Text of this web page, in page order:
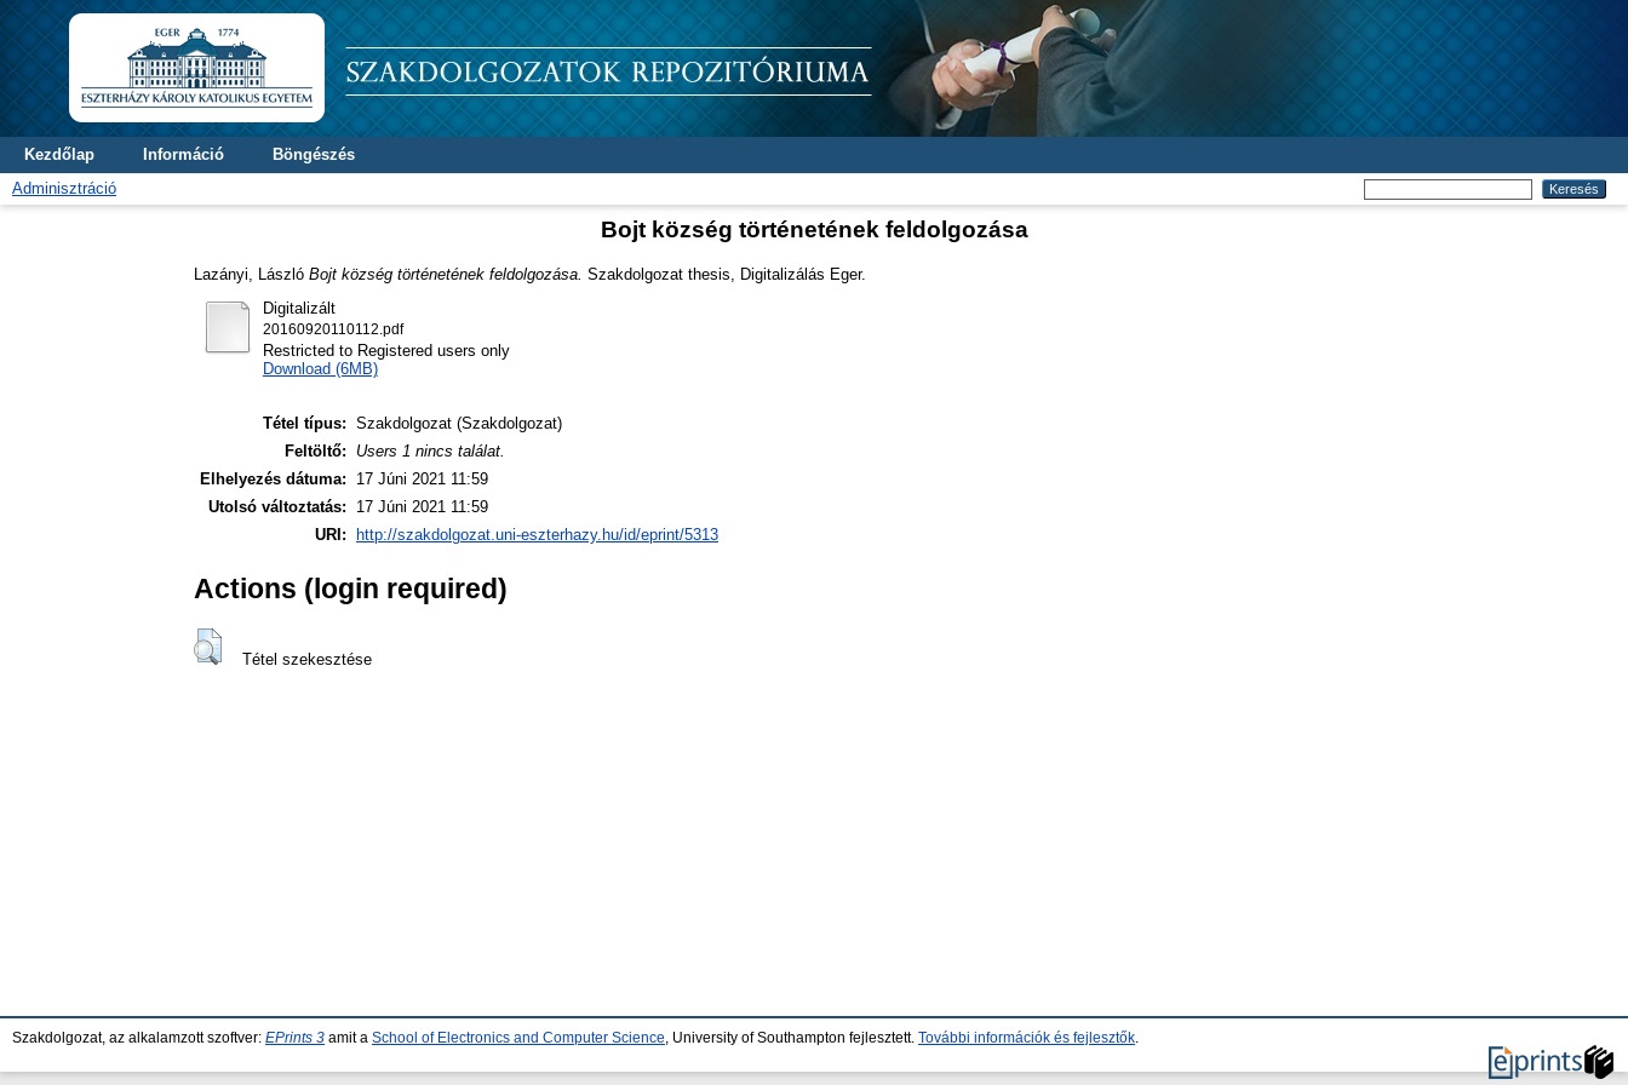
Kezdőlap Információ
Böngészés
Adminisztráció
Bojt község történetének feldolgozása
Lazányi, László Bojt község történetének feldolgozása. Szakdolgozat thesis, Digitalizálás Eger.
Digitalizált
20160920110112.pdf
Restricted to Registered users only
Download (6MB)
Tétel típus: Szakdolgozat (Szakdolgozat)
Feltöltő:
Users 1 nincs találat.
Elhelyezés dátuma:
17 Júni 2021 11:59
Utolsó változtatás:
17 Júni 2021 11:59
URI:
http://szakdolgozat.uni-eszterhazy.hu/id/eprint/5313
Actions (login required)
Tétel szekesztése
Szakdolgozat, az alkalamzott szoftver: EPrints 3 amit a School of Electronics and Computer Science , University of Southampton fejlesztett. További információk és fejlesztők